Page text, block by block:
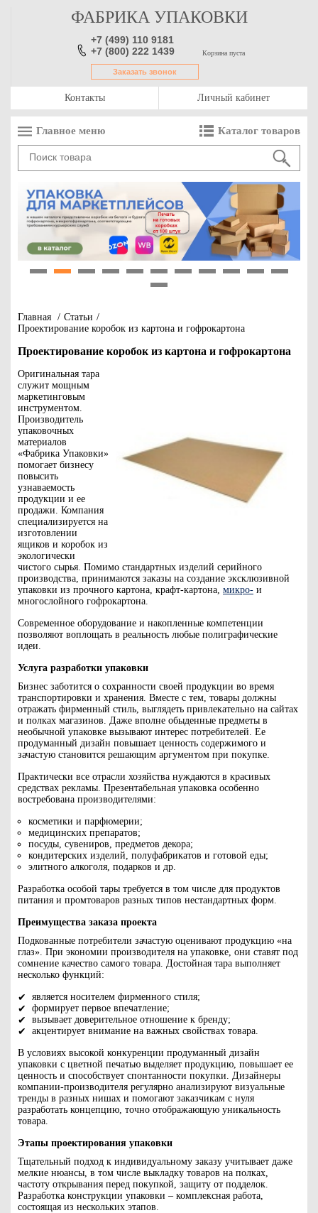
ФАБРИКА УПАКОВКИ
+7 (499) 110 9181
+7 (800) 222 1439
Заказать звонок
Корзина пуста
Контакты Личный кабинет
Главное меню Каталог товаров
Главная / Статьи /
Проектирование коробок из картона и гофрокартона
Проектирование коробок из картона и гофрокартона
Оригинальная тара
служит мощным
маркетинговым
инструментом.
Производитель
упаковочных
материалов
«Фабрика Упаковки»
помогает бизнесу
повысить
узнаваемость
продукции и ее
продажи. Компания
специализируется на
изготовлении
ящиков и коробок из
экологически
чистого сырья. Помимо стандартных изделий серийного
производства, принимаются заказы на создание эксклюзивной
упаковки из прочного картона, крафт-картона, микро- и
многослойного гофрокартона.
Современное оборудование и накопленные компетенции
позволяют воплощать в реальность любые полиграфические
идеи.
Услуга разработки упаковки
Бизнес заботится о сохранности своей продукции во время
транспортировки и хранения. Вместе с тем, товары должны
отражать фирменный стиль, выглядеть привлекательно на сайтах
и полках магазинов. Даже вполне обыденные предметы в
необычной упаковке вызывают интерес потребителей. Ее
продуманный дизайн повышает ценность содержимого и
зачастую становится решающим аргументом при покупке.
Практически все отрасли хозяйства нуждаются в красивых
средствах рекламы. Презентабельная упаковка особенно
востребована производителями:
косметики и парфюмерии;
медицинских препаратов;
посуды, сувениров, предметов декора;
кондитерских изделий, полуфабрикатов и готовой еды;
элитного алкоголя, подарков и др.
Разработка особой тары требуется в том числе для продуктов
питания и промтоваров разных типов нестандартных форм.
Преимущества заказа проекта
Подкованные потребители зачастую оценивают продукцию «на
глаз». При экономии производителя на упаковке, они ставят под
сомнение качество самого товара. Достойная тара выполняет
несколько функций:
является носителем фирменного стиля;
формирует первое впечатление;
вызывает доверительное отношение к бренду;
акцентирует внимание на важных свойствах товара.
В условиях высокой конкуренции продуманный дизайн
упаковки с цветной печатью выделяет продукцию, повышает ее
ценность и способствует спонтанности покупки. Дизайнеры
компании-производителя регулярно анализируют визуальные
тренды в разных нишах и помогают заказчикам с нуля
разработать концепцию, точно отображающую уникальность
товара.
Этапы проектирования упаковки
Тщательный подход к индивидуальному заказу учитывает даже
мелкие нюансы, в том числе выкладку товаров на полках,
частоту открывания перед покупкой, защиту от подделок.
Разработка конструкции упаковки – комплексная работа,
состоящая из нескольких этапов.